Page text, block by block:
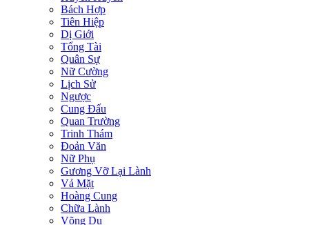
Bách Hợp
Tiên Hiệp
Dị Giới
Tổng Tài
Quân Sự
Nữ Cường
Lịch Sử
Ngược
Cung Đấu
Quan Trường
Trinh Thám
Đoản Văn
Nữ Phụ
Gương Vỡ Lại Lành
Vả Mặt
Hoàng Cung
Chữa Lành
Võng Du